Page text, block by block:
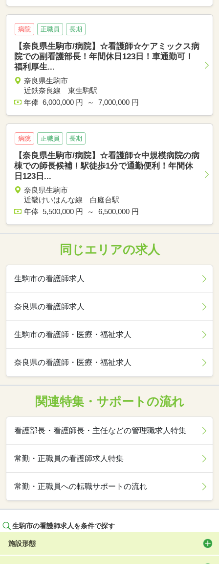
病院 正職員 長期
【奈良県生駒市/病院】☆看護師☆ケアミックス病
院での副看護部長！年間休日123日！車通勤可！
福利厚生...
奈良県生駒市
近鉄奈良線 東生駒駅
年俸 6,000,000 円 ～ 7,000,000 円
病院 正職員 長期
【奈良県生駒市/病院】☆看護師☆中規模病院の病
棟での師長候補！駅徒歩1分で通勤便利！年間休
日123日...
奈良県生駒市
近畿けいはんな線 白庭台駅
年俸 5,500,000 円 ～ 6,500,000 円
同じエリアの求人
生駒市の看護師求人
奈良県の看護師求人
生駒市の看護師・医療・福祉求人
奈良県の看護師・医療・福祉求人
関連特集・サポートの流れ
看護部長・看護師長・主任などの管理職求人特集
常勤・正職員の看護師求人特集
常勤・正職員への転職サポートの流れ
生駒市の看護師求人を条件で探す
施設形態